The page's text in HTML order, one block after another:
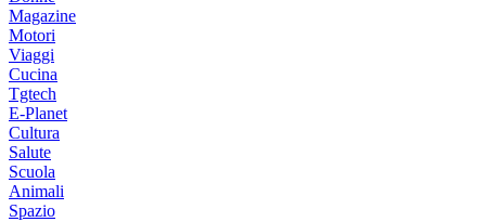
Magazine
Motori
Viaggi
Cucina
Tgtech
E-Planet
Cultura
Salute
Scuola
Animali
Spazio